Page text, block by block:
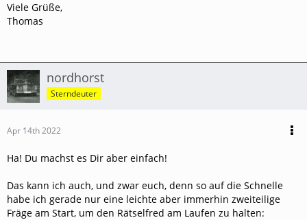
Viele Grüße,
Thomas
nordhorst
Sterndeuter
Apr 14th 2022
Ha! Du machst es Dir aber einfach!
Das kann ich auch, und zwar euch, denn so auf die Schnelle
habe ich gerade nur eine leichte aber immerhin zweiteilige
Fräge am Start, um den Rätselfred am Laufen zu halten: